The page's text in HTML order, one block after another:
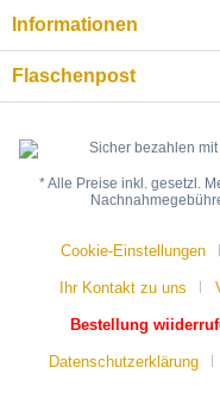
Informationen
Flaschenpost
* Alle Preise inkl. gesetzl.
Cookie-Einstellungen
Ihr Kontakt zu uns
Bestellung
Datenschutzerklärung